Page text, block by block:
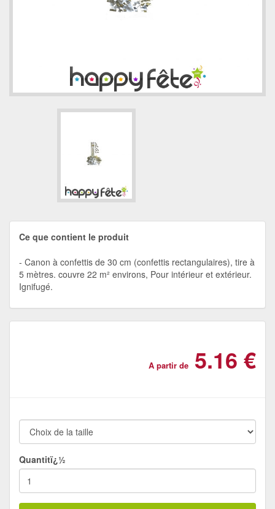
Ce que contient le produit
Canon à confettis de 30 cm (confettis rectangulaires), tire à
5 mètres. couvre 22 m² environs, Pour intérieur et extérieur.
Ignifugé.
A partir de 5.16 €
Quantitï¿½